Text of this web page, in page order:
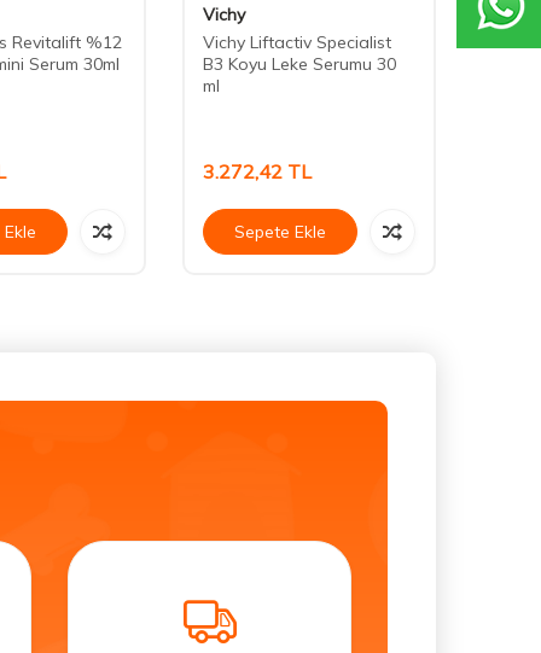
Revitalift %12
Serum 30ml
Vichy
Vichy Liftactiv Specialist
B3 Koyu Leke Serumu 30
ml
3.272,42 TL
Sepete Ekle